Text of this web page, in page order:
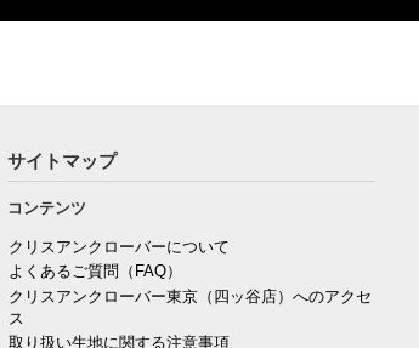
サイトマップ
コンテンツ
クリスアンクローバーについて
よくあるご質問（FAQ）
クリスアンクローバー東京（四ッ谷店）へのアクセ
ス
取り扱い生地に関する注意事項